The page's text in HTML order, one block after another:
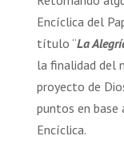
Encíclica del
título “La
la finalidad del
proyecto de
puntos en base
Encíclica.